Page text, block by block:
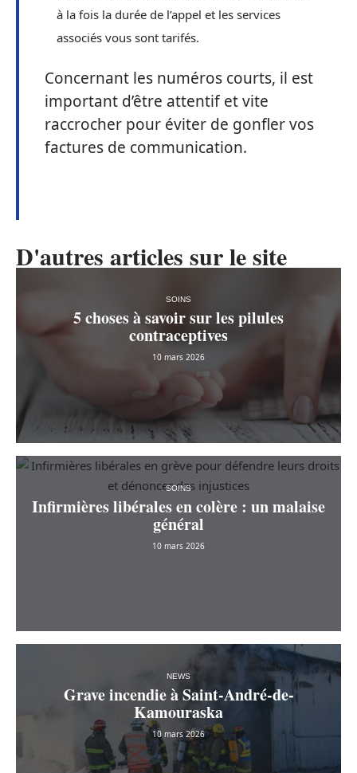
à la fois la durée de l’appel et les services
associés vous sont tarifés.
Concernant les numéros courts, il est
important d’être attentif et vite
raccrocher pour éviter de gonfler vos
factures de communication.
D'autres articles sur le site
SOINS
5 choses à savoir sur les pilules
contraceptives
10 mars 2026
SOINS
Infirmières libérales en colère : un malaise
général
10 mars 2026
NEWS
Grave incendie à Saint-André-de-
Kamouraska
10 mars 2026